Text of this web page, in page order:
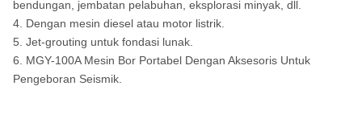
bendungan, jembatan pelabuhan, eksplorasi minyak, dll.
4. Dengan mesin diesel atau motor listrik.
5. Jet-grouting untuk fondasi lunak.
6. MGY-100A Mesin Bor Portabel Dengan Aksesoris Untuk
Pengeboran Seismik.